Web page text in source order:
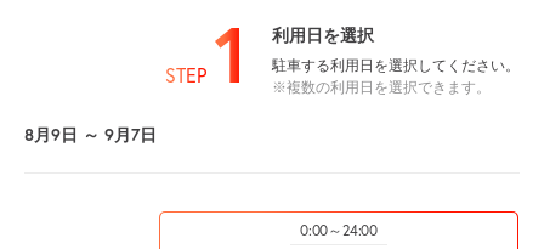
STEP 1 利用日を選択
駐車する利用日を選択してください。
※複数の利用日を選択できます。
8月9日 ～ 9月7日
0:00～24:00